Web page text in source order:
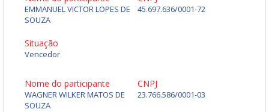
EMMANUEL VICTOR LOPES DE
SOUZA
45.697.636/0001-72
Situação
Vencedor
Nome do participante
WAGNER WILKER MATOS DE
SOUZA
CNPJ
23.766.586/0001-03